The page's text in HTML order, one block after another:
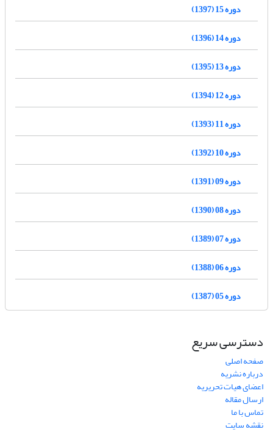
دوره 15 (1397)
دوره 14 (1396)
دوره 13 (1395)
دوره 12 (1394)
دوره 11 (1393)
دوره 10 (1392)
دوره 09 (1391)
دوره 08 (1390)
دوره 07 (1389)
دوره 06 (1388)
دوره 05 (1387)
دسترسی سریع
صفحه اصلی
درباره نشریه
اعضای هیات تحریریه
ارسال مقاله
تماس با ما
نقشه سایت